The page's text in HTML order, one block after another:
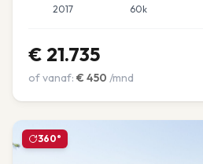
2017 60k
€ 21.735
of vanaf: € 450 /mnd
360°